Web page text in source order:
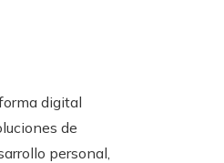
digital
de
personal,